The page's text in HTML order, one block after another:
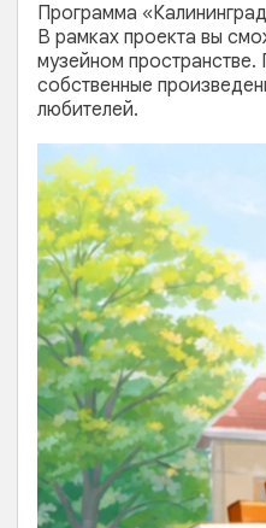
Программа
В рамках проекта вы
музейном
собственные
любителей.